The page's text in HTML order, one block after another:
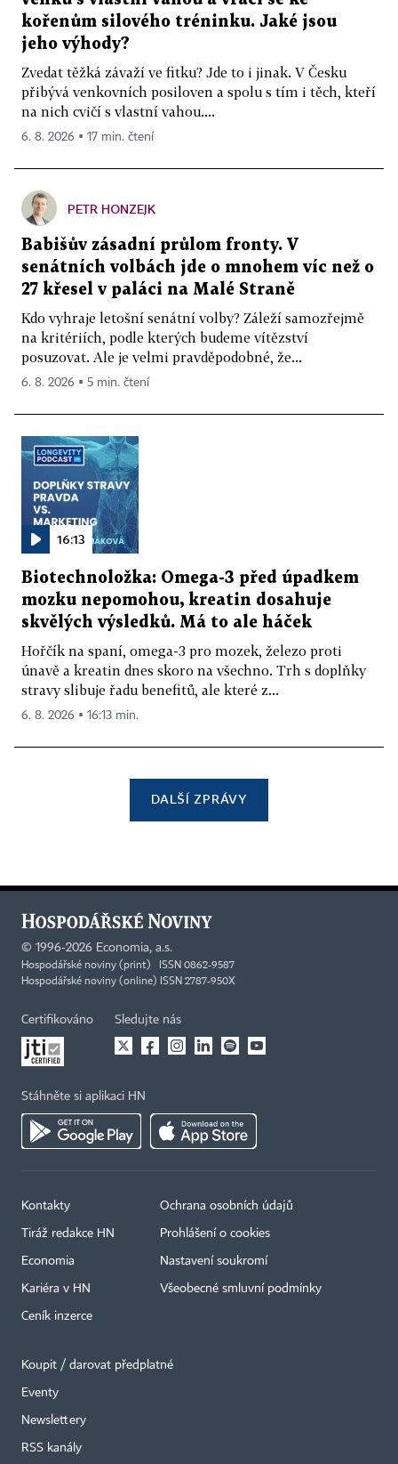
kořenům silového tréninku. Jaké jsou
jeho výhody?
Zvedat těžká závaží ve fitku? Jde to i jinak. V Česku
přibývá venkovních posiloven a spolu s tím i těch, kteří
na nich cvičí s vlastní vahou....
6. 8. 2026 ▪ 17 min. čtení
PETR HONZEJK
Babišův zásadní průlom fronty. V
senátních volbách jde o mnohem víc než o
27 křesel v paláci na Malé Straně
Kdo vyhraje letošní senátní volby? Záleží samozřejmě
na kritériích, podle kterých budeme vítězství
posuzovat. Ale je velmi pravděpodobné, že...
6. 8. 2026 ▪ 5 min. čtení
16:13
Biotechnoložka: Omega-3 před úpadkem
mozku nepomohou, kreatin dosahuje
skvělých výsledků. Má to ale háček
Hořčík na spaní, omega-3 pro mozek, železo proti
únavě a kreatin dnes skoro na všechno. Trh s doplňky
stravy slibuje řadu benefitů, ale které z...
6. 8. 2026 ▪ 16:13 min.
DALŠÍ ZPRÁVY
© 1996-2026 Economia, a.s.
Hospodářské noviny (print) ISSN 0862-9587
Hospodářské noviny (online) ISSN 2787-950X
Certifikováno Sledujte nás
Stáhněte si aplikaci HN
Kontakty
Tiráž redakce HN
Economia
Kariéra v HN
Ceník inzerce
Ochrana osobních údajů
Prohlášení o cookies
Nastavení soukromí
Všeobecné smluvní podmínky
Koupit / darovat předplatné
Eventy
Newslettery
RSS kanály